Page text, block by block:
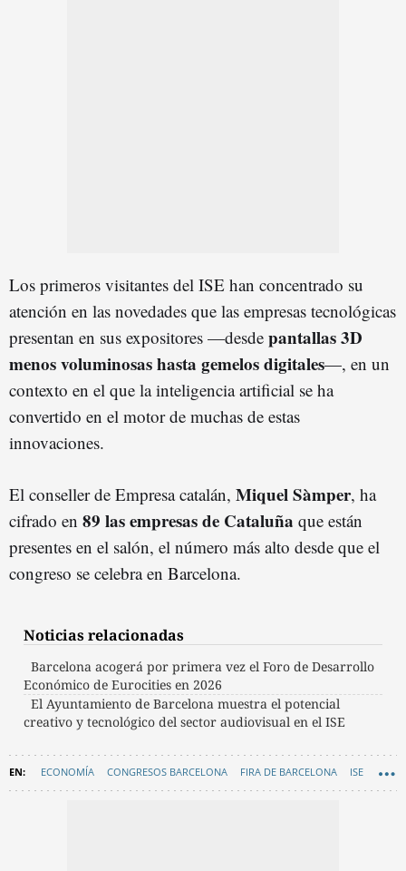
Los primeros visitantes del ISE han concentrado su
atención en las novedades que las empresas tecnológicas
presentan en sus expositores —desde pantallas 3D
menos voluminosas hasta gemelos digitales—, en un
contexto en el que la inteligencia artificial se ha
convertido en el motor de muchas de estas
innovaciones.
El conseller de Empresa catalán, Miquel Sàmper, ha
cifrado en 89 las empresas de Cataluña que están
presentes en el salón, el número más alto desde que el
congreso se celebra en Barcelona.
Noticias relacionadas
Barcelona acogerá por primera vez el Foro de Desarrollo
Económico de Eurocities en 2026
El Ayuntamiento de Barcelona muestra el potencial
creativo y tecnológico del sector audiovisual en el ISE
ECONOMÍA CONGRESOS BARCELONA FIRA DE BARCELONA ISE